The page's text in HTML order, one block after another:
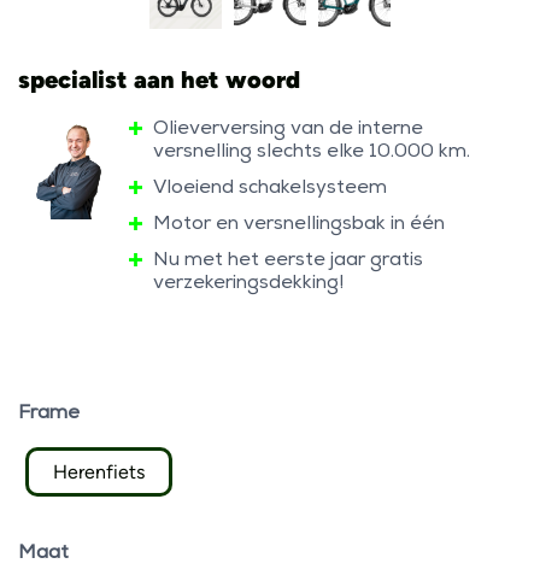
specialist aan het woord
Olieverversing van de interne
versnelling slechts elke 10.000 km.
Vloeiend schakelsysteem
Motor en versnellingsbak in één
Nu met het eerste jaar gratis
verzekeringsdekking!
Frame
Herenfiets
Maat